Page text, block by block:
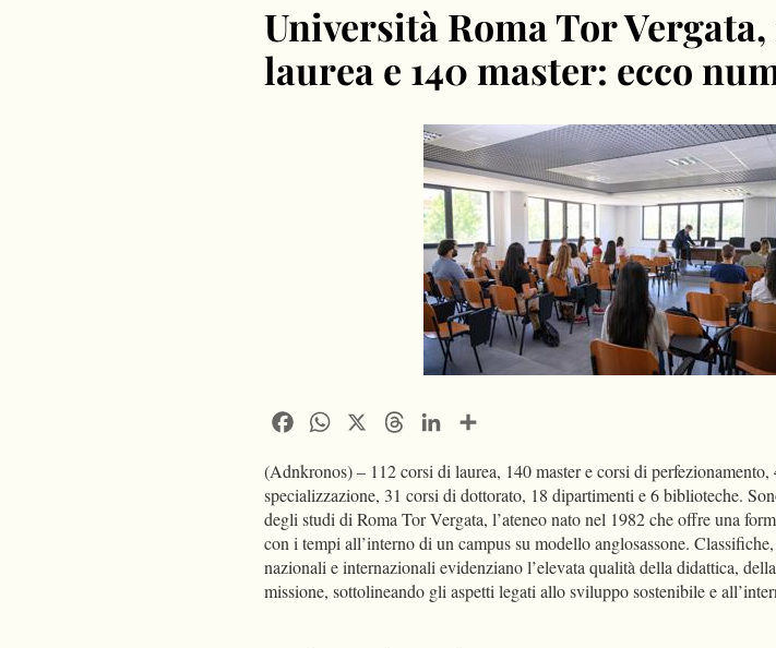
Università Roma Tor Vergata,
laurea e 140 master: ecco
FacebookWhatsApp ThreadsLinkedIn
(Adnkronos) – 112 corsi di laurea, 140 master e corsi di perfezionamento,
specializzazione, 31 corsi di dottorato, 18 dipartimenti e 6 biblioteche.
degli studi di Roma Tor Vergata, l’ateneo nato nel 1982 che offre una
con i tempi all’interno di un campus su modello anglosassone.
nazionali e internazionali evidenziano l’elevata qualità della didattica,
missione, sottolineando gli aspetti legati allo sviluppo sostenibile e